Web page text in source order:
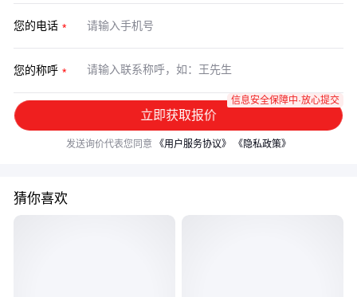
您的电话
您的称呼
立即获取报价
信息安全保障中·放心提交
发送询价代表您同意 《用户服务协议》 《隐私政策》
猜你喜欢